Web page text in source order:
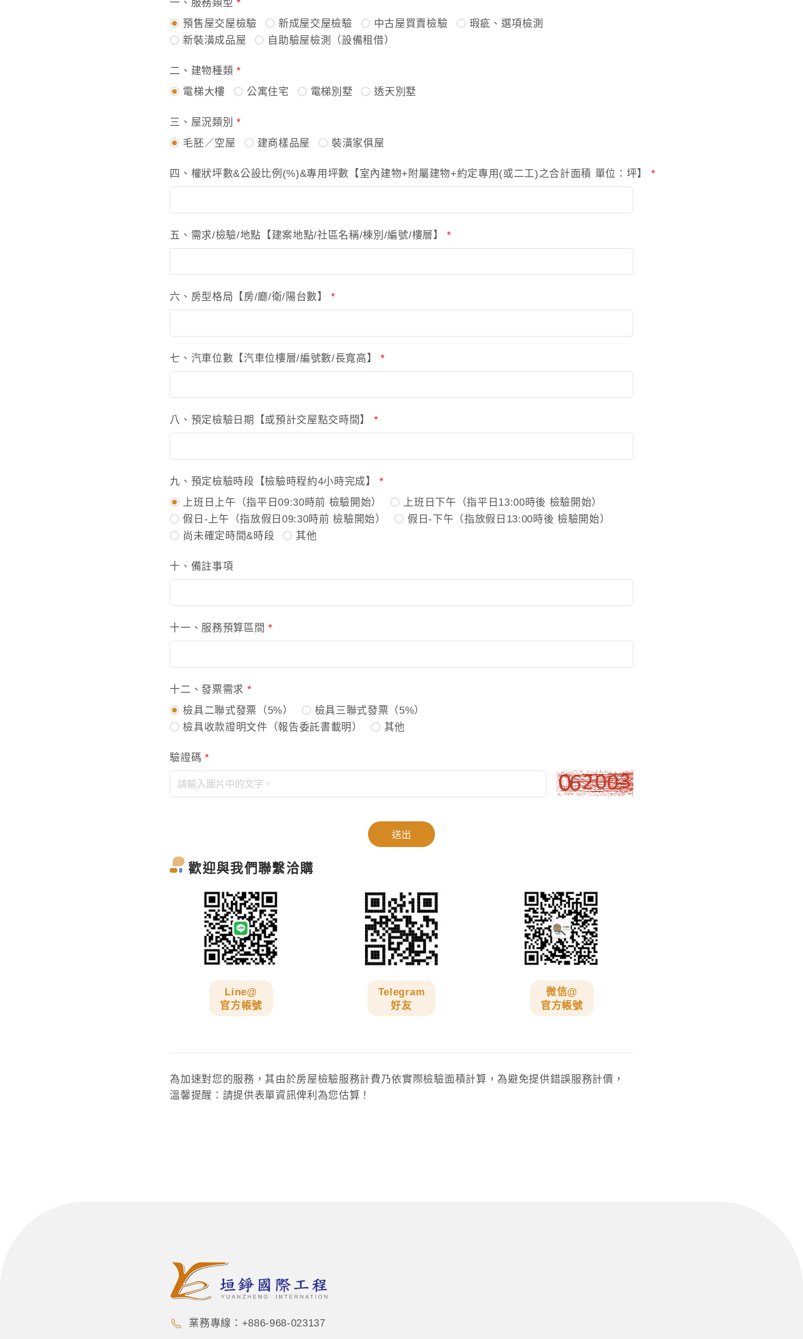
一、服務類型*
預售屋交屋檢驗
新成屋交屋檢驗 中古屋買賣檢驗
瑕疵、選項檢測
新裝潢成品屋
自助驗屋檢測（設備租借）
二、建物種類*
電梯大樓
公寓住宅 電梯別墅 透天別墅
三、屋況類別*
毛胚／空屋
建商樣品屋 裝潢家俱屋
四、權狀坪數&公設比例(%)&專用坪數【室內建物+附屬建物+約定專用(或二工)之合計面積 單位：坪】 *
五、需求/檢驗/地點【建案地點/社區名稱/棟別/編號/樓層】*
六、房型格局【房/廳/衛/陽台數】*
七、汽車位數【汽車位樓層/編號數/長寬高】*
八、預定檢驗日期【或預計交屋點交時間】 *
九、預定檢驗時段【檢驗時程約4小時完成】*
上班日上午（指平日09:30時前 檢驗開始）
上班日下午（指平日13:00時後 檢驗開始）
假日-上午（指放假日09:30時前 檢驗開始）
假日-下午（指放假日13:00時後 檢驗開始）
尚未確定時間&時段
其他
十、備註事項
十一、服務預算區間*
十二、發票需求 *
檢具二聯式發票（5%）
檢具三聯式發票（5%）
檢具收款證明文件（報告委託書載明）
其他
驗證碼*
送出
歡迎與我們聯繫洽購
Line@
官方帳號
Telegram
好友
微信@
官方帳號
為加速對您的服務，其由於房屋檢驗服務計費乃依實際檢驗面積計算，為避免提供錯誤服務計價，
溫馨提醒：請提供表單資訊俾利為您估算！
業務專線：+886-968-023137